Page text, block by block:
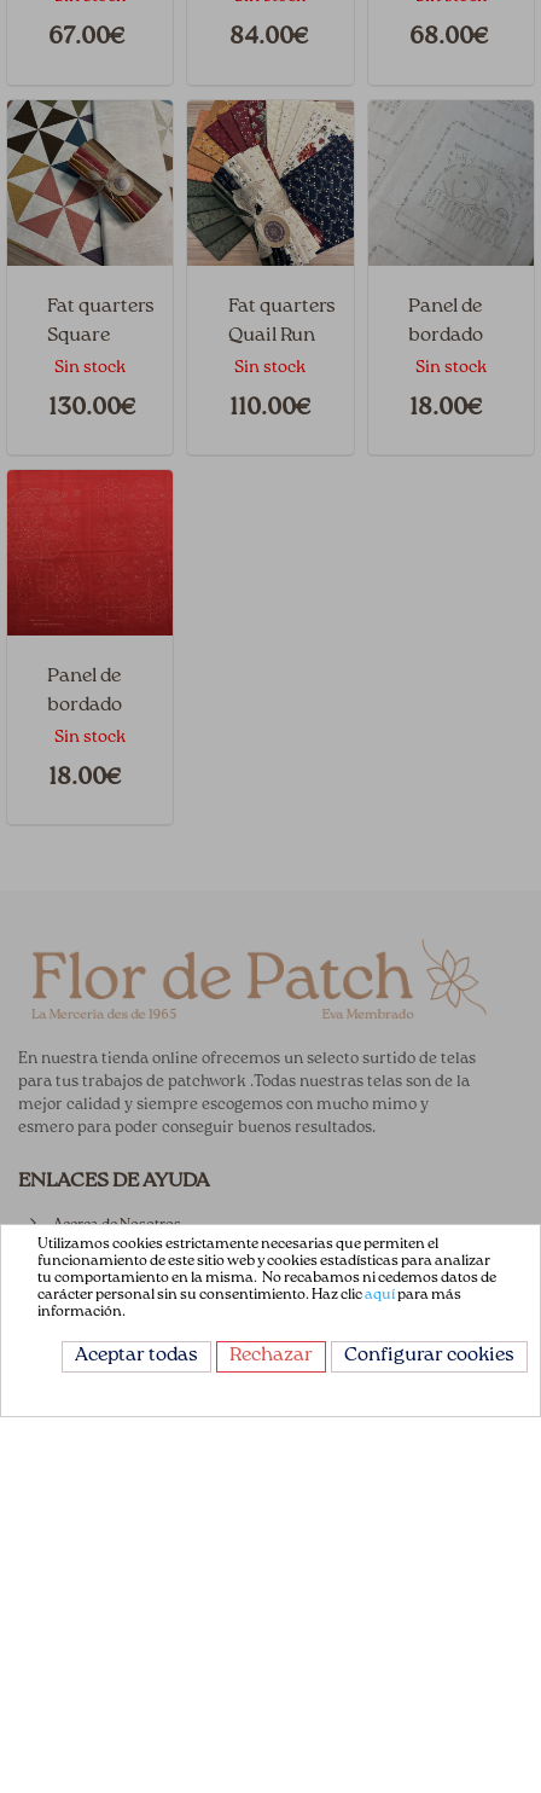
67.00€ 84.00€
Edyta Sitar
68.00€
Fat quarters
Square
dance by
Edyta Sitar
+ tela base
Sin stock
130.00€
Fat quarters
Quail Run
Sin stock
110.00€
Panel de
bordado
Slow Steddy
by Anni
Downs
Sin stock
18.00€
Panel de
bordado
Navidad
sashiko rojo
Sin stock
18.00€
En nuestra tienda online ofrecemos un selecto surtido de telas
para tus trabajos de patchwork .Todas nuestras telas son de la
mejor calidad y siempre escogemos con mucho mimo y
esmero para poder conseguir buenos resultados.
ENLACES DE AYUDA
Acerca de Nosotros
Aviso Legal
Términos y Condiciones
Política de privacidad
Política de Cookies
Utilizamos cookies estrictamente necesarias que permiten el
funcionamiento de este sitio web y cookies estadísticas para analizar
tu comportamiento en la misma. No recabamos ni cedemos datos de
carácter personal sin su consentimiento. Haz clicaquípara más
información.
Aceptar todas Rechazar Configurar cookies